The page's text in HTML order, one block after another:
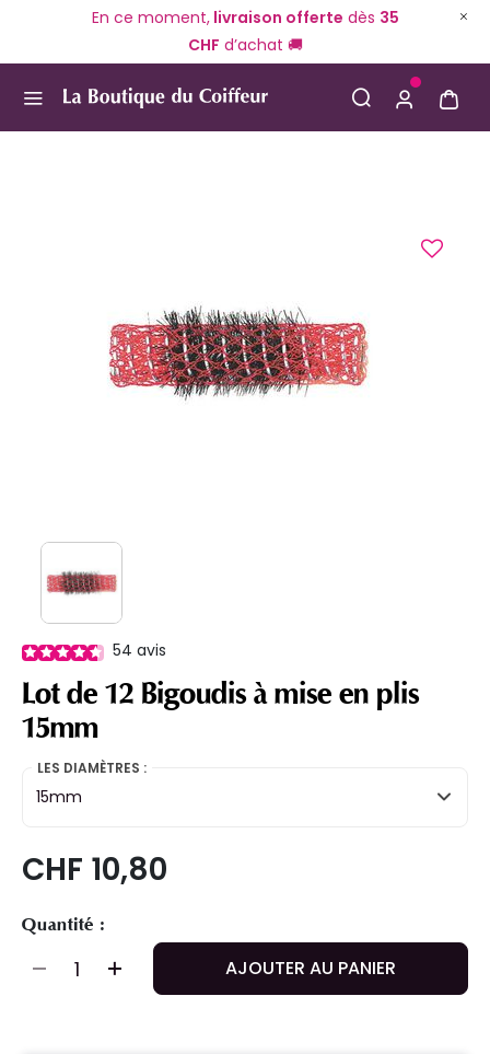
En ce moment,livraison offerte dès 35
CHF d’achat 🚚
54 avis
Lot de 12 Bigoudis à mise en plis
15mm
LES DIAMÈTRES :
15mm
CHF 10,80
Quantité :
AJOUTER AU PANIER